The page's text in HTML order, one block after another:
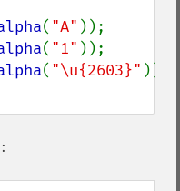
( "A"
( "1"
( "\u{2603}"